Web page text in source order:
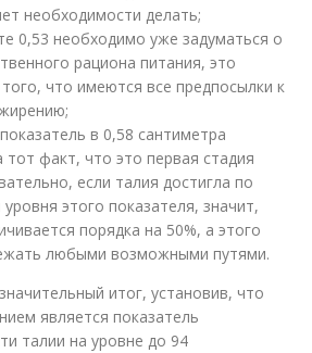
необходимости делать;
0,53 необходимо уже задуматься о
рациона питания, это
что имеются все предпосылки к
в 0,58 сантиметра
тот факт, что это первая стадия
если талия достигла по
этого показателя, значит,
порядка на 50%, а этого
любыми возможными путями.
итог, установив, что
является показатель
талии на уровне до 94